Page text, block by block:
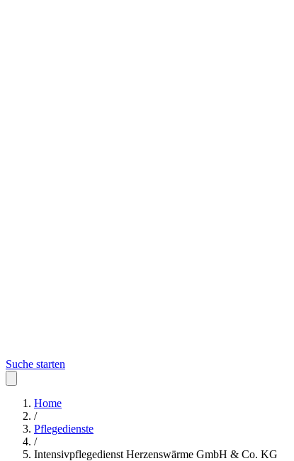
Suche starten
Home
/
Pflegedienste
/
Intensivpflegedienst Herzenswärme GmbH & Co. KG